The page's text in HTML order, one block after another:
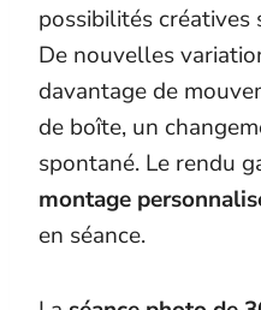
possibilités créatives
De nouvelles
davantage de
de boîte, un
spontané. Le rendu
montage
en séance.